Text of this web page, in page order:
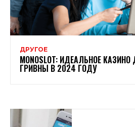
ДРУГОЕ
MONOSLOT: ИДЕАЛЬНОЕ
ГРИВНЫ В 2024 ГОДУ